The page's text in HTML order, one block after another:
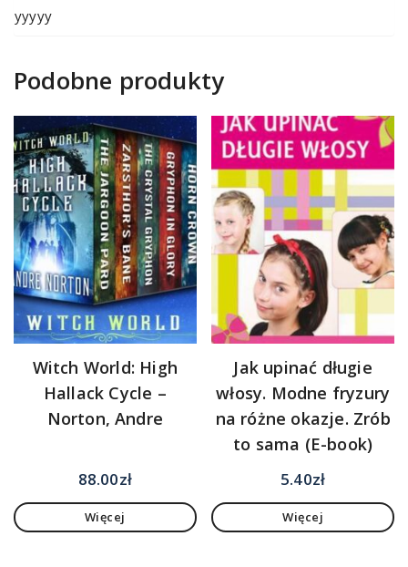
yyyyy
Podobne produkty
Witch World: High
Hallack Cycle –
Norton, Andre
88.00zł
Więcej
Jak upinać długie
włosy. Modne fryzury
na różne okazje. Zrób
to sama (E-book)
5.40zł
Więcej